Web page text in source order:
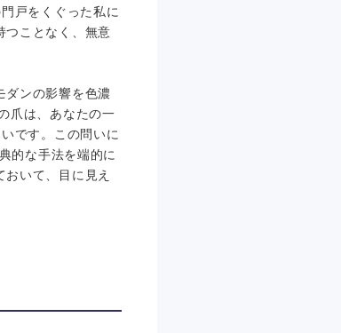
戸をくぐった私に
つことなく、無意
ダンの影響を色濃
爪は、あなたの一
です。この問いに
的な手法を端的に
いて、目に見え